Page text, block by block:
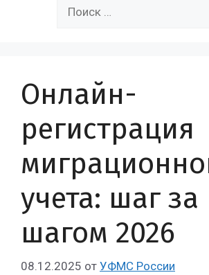
Онлайн-
регистрация
учета: шаг за
шагом 2026
08.12.2025 от УФМС России